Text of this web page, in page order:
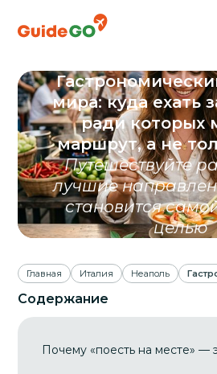
мира: куда ехать
ради которых
маршрут, а не
Путешествуйте
лучшие
становится
целью
Главная Италия Неаполь
Содержание
Почему «поесть на месте» —